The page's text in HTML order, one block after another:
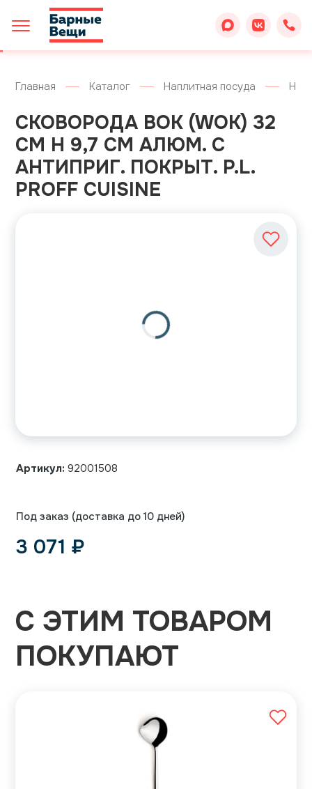
Главная Каталог Наплитная посуда
СКОВОРОДА ВОК (WOK) 32
СМ H 9,7 СМ АЛЮМ. С
АНТИПРИГ. ПОКРЫТ. P.L.
PROFF CUISINE
Артикул: 92001508
Под заказ (доставка до 10 дней)
3 071 ₽
С ЭТИМ ТОВАРОМ
ПОКУПАЮТ